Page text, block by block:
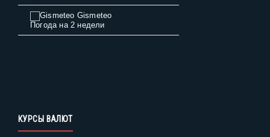
Gismeteo
Погода на 2 недели
КУРСЫ ВАЛЮТ